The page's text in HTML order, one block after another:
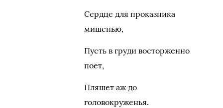
Сердце для проказника
мишенью,
Пусть в груди восторженно
поет,
Пляшет аж до
головокруженья.